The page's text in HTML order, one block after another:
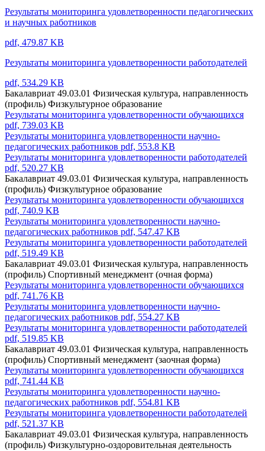
Результаты мониторинга удовлетворенности педагогических
и научных работников
pdf, 479.87 KB
Результаты мониторинга удовлетворенности работодателей
pdf, 534.29 KB
Бакалавриат 49.03.01 Физическая культура, направленность
(профиль) Физкультурное образование
Результаты мониторинга удовлетворенности обучающихся
pdf, 739.03 KB
Результаты мониторинга удовлетворенности научно-
педагогических работников pdf, 553.8 KB
Результаты мониторинга удовлетворенности работодателей
pdf, 520.27 KB
Бакалавриат 49.03.01 Физическая культура, направленность
(профиль) Физкультурное образование
Результаты мониторинга удовлетворенности обучающихся
pdf, 740.9 KB
Результаты мониторинга удовлетворенности научно-
педагогических работников pdf, 547.47 KB
Результаты мониторинга удовлетворенности работодателей
pdf, 519.49 KB
Бакалавриат 49.03.01 Физическая культура, направленность
(профиль) Спортивный менеджмент (очная форма)
Результаты мониторинга удовлетворенности обучающихся
pdf, 741.76 KB
Результаты мониторинга удовлетворенности научно-
педагогических работников pdf, 554.27 KB
Результаты мониторинга удовлетворенности работодателей
pdf, 519.85 KB
Бакалавриат 49.03.01 Физическая культура, направленность
(профиль) Спортивный менеджмент (заочная форма)
Результаты мониторинга удовлетворенности обучающихся
pdf, 741.44 KB
Результаты мониторинга удовлетворенности научно-
педагогических работников pdf, 554.81 KB
Результаты мониторинга удовлетворенности работодателей
pdf, 521.37 KB
Бакалавриат 49.03.01 Физическая культура, направленность
(профиль) Физкультурно-оздоровительная деятельность